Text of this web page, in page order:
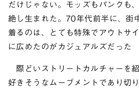
だけじゃない。モッズもパンクも
絶し生まれた。70年代前半に、街
着るのは、とても特殊でアウトサ
に広めたのがカジュアルズだった
際どいストリートカルチャーを
好きそうなムーブメントであり切